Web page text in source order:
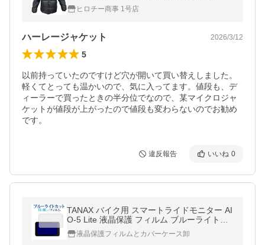
ヒロチー商事 1号店
ハーレージャケット 2026/3/12
5
以前持っていたのですけど穴が開いて買い替えしました。
軽くてとっても温かいので、気に入ってます。値段も、デ
ィーラーで買ったときの半分位でなので、某マイクロジャ
ケットが値段が上がったので値段も変わらないのでお勧め
です。
違反報告 いいね 0
TANAX バイク用 スマートライドモニター AI
O-5 Lite 液晶保護 フィルム ブルーライトカ
ット 反射防止 保護フィルム 指紋防止 メール
便送料無料 互換品
液晶保護フィルムとカバーケース卸